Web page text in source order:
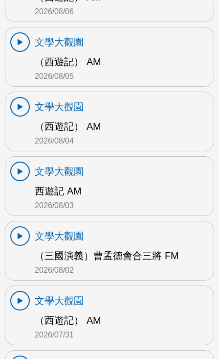
2026/08/06
文學大觀園
（西遊記） AM
2026/08/05
文學大觀園
（西遊記） AM
2026/08/04
文學大觀園
西遊記 AM
2026/08/03
文學大觀園
（三國演義）曹孟德會合三將 FM
2026/08/02
文學大觀園
（西遊記） AM
2026/07/31